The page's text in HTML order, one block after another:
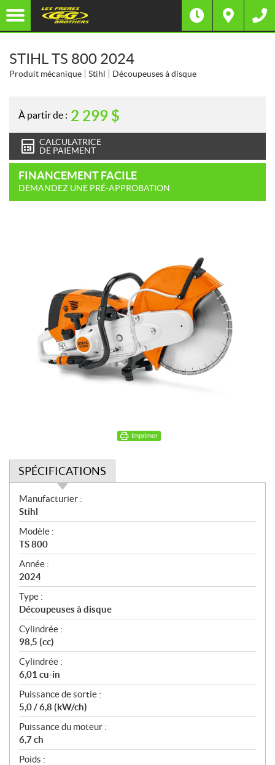
STIHL TS 800 2024
Produit mécanique Stihl Découpeuses à disque
À partir de : 2 299 $
CALCULATRICE
DE PAIEMENT
FINANCEMENT FACILE
DEMANDEZ UNE PRÉ-APPROBATION
Imprimer
SPÉCIFICATIONS
S
p
é
c
i
f
i
c
a
t
i
o
n
s
Manufacturier :
Stihl
Modèle :
TS 800
Année :
2024
Type :
Découpeuses à disque
Cylindrée :
98,5 (cc)
Cylindrée :
6,01 cu-in
Puissance de sortie :
5,0 / 6,8 (kW/ch)
Puissance du moteur :
6,7 ch
Poids :